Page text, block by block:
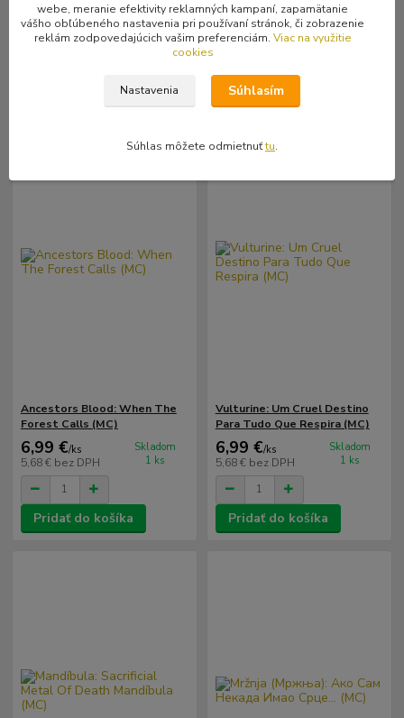
9,99 €/ks
8,12 €bez DPH
Skladom
1 ks
Pridať do košíka
6,99 €/ks
5,68 €bez DPH
Skladom
1 ks
Pridať do košíka
Ancestors Blood: When The
Forest Calls (MC)
6,99 €/ks
5,68 € bez DPH
Skladom
1 ks
Pridať do košíka
Vulturine: Um Cruel Destino
Para Tudo Que Respira (MC)
6,99 €/ks
5,68 € bez DPH
Skladom
1 ks
Pridať do košíka
webe, meranie efektivity reklamných kampaní, zapamätanie
vášho obľúbeného nastavenia pri používaní stránok, či zobrazenie
reklám zodpovedajúcich vašim preferenciám. Viac na využitie
cookies
Nastavenia Súhlasím
Súhlas môžete odmietnuťtu.